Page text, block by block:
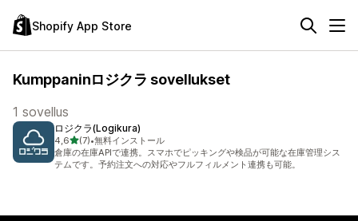
Shopify App Store
Kumppaninロジクラ sovellukset
1 sovellus
ロジクラ(Logikura)
4,6/ 5 tähteä
(7)
7 arvostelua yhteensä
•無料インストール
倉庫の在庫APIで連携。スマホでピッキングや検品が可能な在庫管理シス
テムです。予約注文への対応やフルフィルメント連携も可能。